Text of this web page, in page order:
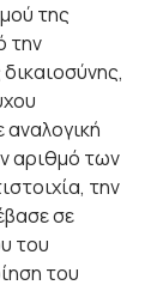
της
την
αναλογική
αριθμό των
την
σε
του
του